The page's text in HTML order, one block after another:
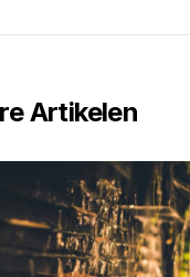
Artikelen